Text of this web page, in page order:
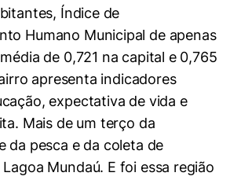
Índice de
Humano Municipal de apenas
de 0,721 na capital e 0,765
apresenta indicadores
expectativa de vida e
Mais de um terço da
da pesca e da coleta de
Mundaú. E foi essa região